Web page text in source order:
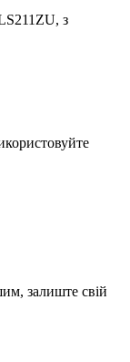
з
залиште свій